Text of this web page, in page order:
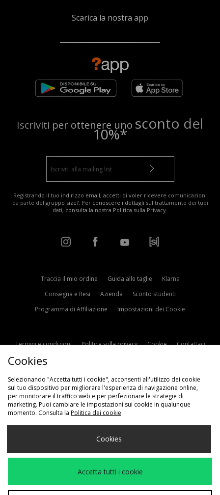
Scarica la nostra app
Iscriviti per ottenere uno sconto del
10%*
Registrando il tuo indirizzo email, accetti di voler ricevere comunicazioni
da parte del gruppo size?. Per conoscere i dettagli sul trattamento dei tuoi
dati, consulta la nostra Politica sulla Privacy.
Traccia il mio ordine Guida alle taglie
Klarna
Consegna e Resi
Azienda
Sconto studenti
Programma di Affiliazione
Impostazioni dei Cookie
Termini e condizioni Politica sulla privacy Cookie
Contattaci
Scegli Il Tuo Paese
Accettiamo i seguenti metodi di pagamento
Cookies
Selezionando "Accetta tutti i cookie", acconsenti all'utilizzo dei cookie
sul tuo dispositivo per migliorare l'esperienza di navigazione online,
per monitorare il traffico web e per perfezionare le strategie di
marketing. Puoi cambiare le impostazioni sui cookie in qualunque
momento. Consulta la Politica dei cookie
Cookies
Accetta tutti i cookie